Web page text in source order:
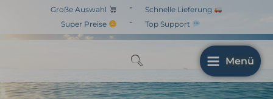
springen
Große Auswahl
Super Preise
-
-
Schnelle Lieferung
Top Support
Menü